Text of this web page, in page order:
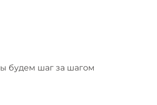
будем шаг за шагом